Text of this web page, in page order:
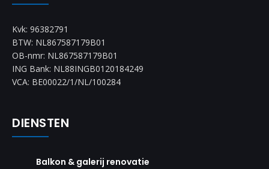
Kvk: 96382791
BTW: NL867587179B01
OB-nmr: NL867587179B01
ING Bank: NL88INGB0120184249
VCA: BE00022/1/NL/100284
DIENSTEN
Balkon & galerij renovatie